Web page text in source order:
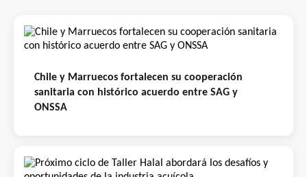
Chile y Marruecos fortalecen su cooperación
sanitaria con histórico acuerdo entre SAG y
ONSSA